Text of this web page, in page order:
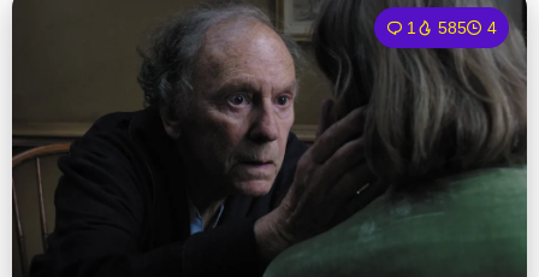
1 585 4